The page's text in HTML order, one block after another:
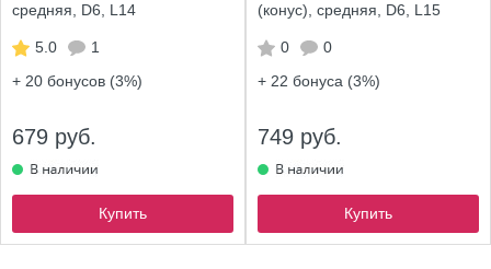
средняя, D6, L14
5.0
1
+ 20 бонусов (3%)
679 руб.
Купить
(конус), средняя, D6, L15
0
0
+ 22 бонуса (3%)
749 руб.
Купить